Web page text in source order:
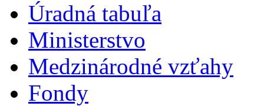
Úradná tabuľa
Ministerstvo
Medzinárodné vzťahy
Fondy